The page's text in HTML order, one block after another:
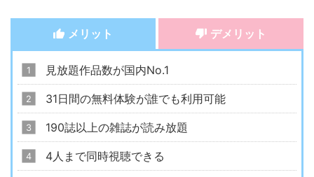
メリット デメリット
見放題作品数が国内No.1
31日間の無料体験が誰でも利用可能
190誌以上の雑誌が読み放題
4人まで同時視聴できる